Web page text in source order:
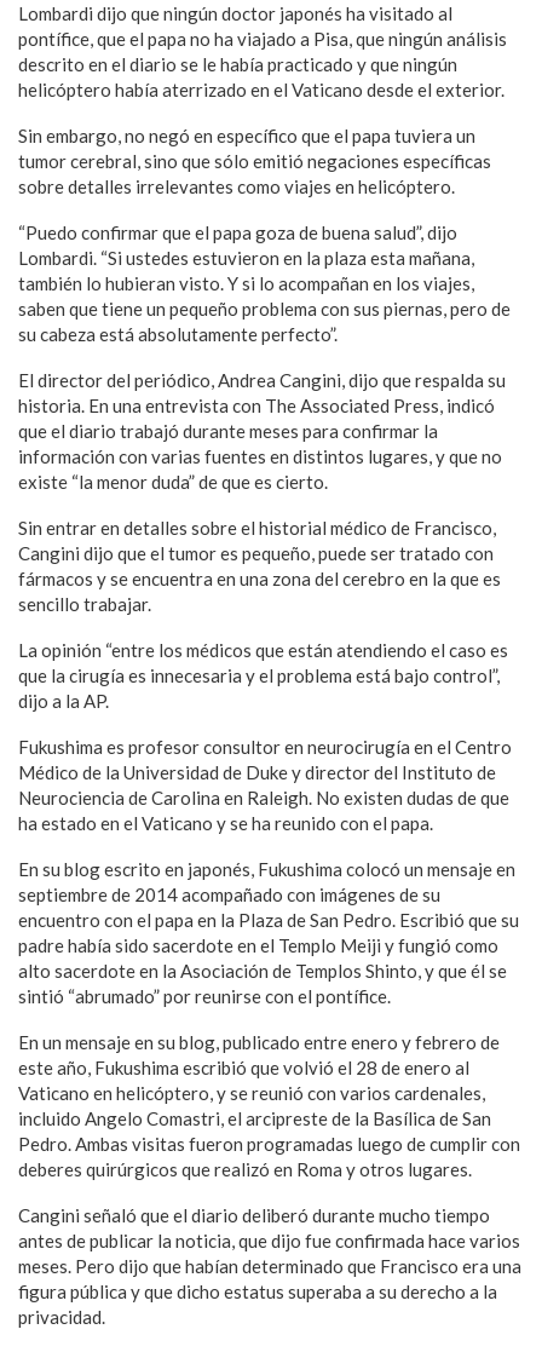
Lombardi dijo que ningún doctor japonés ha visitado al
pontífice, que el papa no ha viajado a Pisa, que ningún análisis
descrito en el diario se le había practicado y que ningún
helicóptero había aterrizado en el Vaticano desde el exterior.
Sin embargo, no negó en específico que el papa tuviera un
tumor cerebral, sino que sólo emitió negaciones específicas
sobre detalles irrelevantes como viajes en helicóptero.
“Puedo confirmar que el papa goza de buena salud”, dijo
Lombardi. “Si ustedes estuvieron en la plaza esta mañana,
también lo hubieran visto. Y si lo acompañan en los viajes,
saben que tiene un pequeño problema con sus piernas, pero de
su cabeza está absolutamente perfecto”.
El director del periódico, Andrea Cangini, dijo que respalda su
historia. En una entrevista con The Associated Press, indicó
que el diario trabajó durante meses para confirmar la
información con varias fuentes en distintos lugares, y que no
existe “la menor duda” de que es cierto.
Sin entrar en detalles sobre el historial médico de Francisco,
Cangini dijo que el tumor es pequeño, puede ser tratado con
fármacos y se encuentra en una zona del cerebro en la que es
sencillo trabajar.
La opinión “entre los médicos que están atendiendo el caso es
que la cirugía es innecesaria y el problema está bajo control”,
dijo a la AP.
Fukushima es profesor consultor en neurocirugía en el Centro
Médico de la Universidad de Duke y director del Instituto de
Neurociencia de Carolina en Raleigh. No existen dudas de que
ha estado en el Vaticano y se ha reunido con el papa.
En su blog escrito en japonés, Fukushima colocó un mensaje en
septiembre de 2014 acompañado con imágenes de su
encuentro con el papa en la Plaza de San Pedro. Escribió que su
padre había sido sacerdote en el Templo Meiji y fungió como
alto sacerdote en la Asociación de Templos Shinto, y que él se
sintió “abrumado” por reunirse con el pontífice.
En un mensaje en su blog, publicado entre enero y febrero de
este año, Fukushima escribió que volvió el 28 de enero al
Vaticano en helicóptero, y se reunió con varios cardenales,
incluido Angelo Comastri, el arcipreste de la Basílica de San
Pedro. Ambas visitas fueron programadas luego de cumplir con
deberes quirúrgicos que realizó en Roma y otros lugares.
Cangini señaló que el diario deliberó durante mucho tiempo
antes de publicar la noticia, que dijo fue confirmada hace varios
meses. Pero dijo que habían determinado que Francisco era una
figura pública y que dicho estatus superaba a su derecho a la
privacidad.